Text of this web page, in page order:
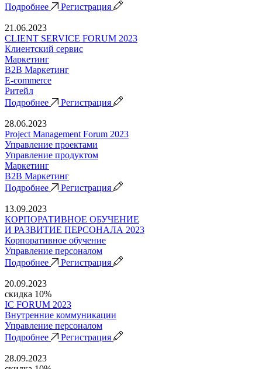
Подробнее Регистрация
21.06.2023
CLIENT SERVICE FORUM 2023
Клиентский сервис
Маркетинг
B2B Маркетинг
E-commerce
Ритейл
Подробнее
Регистрация
28.06.2023
Project Management Forum 2023
Управление проектами
Управление продуктом
Маркетинг
B2B Маркетинг
Подробнее
Регистрация
13.09.2023
КОРПОРАТИВНОЕ ОБУЧЕНИЕ
И РАЗВИТИЕ ПЕРСОНАЛА 2023
Корпоративное обучение
Управление персоналом
Подробнее
Регистрация
20.09.2023
скидка 10%
IC FORUM 2023
Внутренние коммуникации
Управление персоналом
Подробнее
Регистрация
28.09.2023